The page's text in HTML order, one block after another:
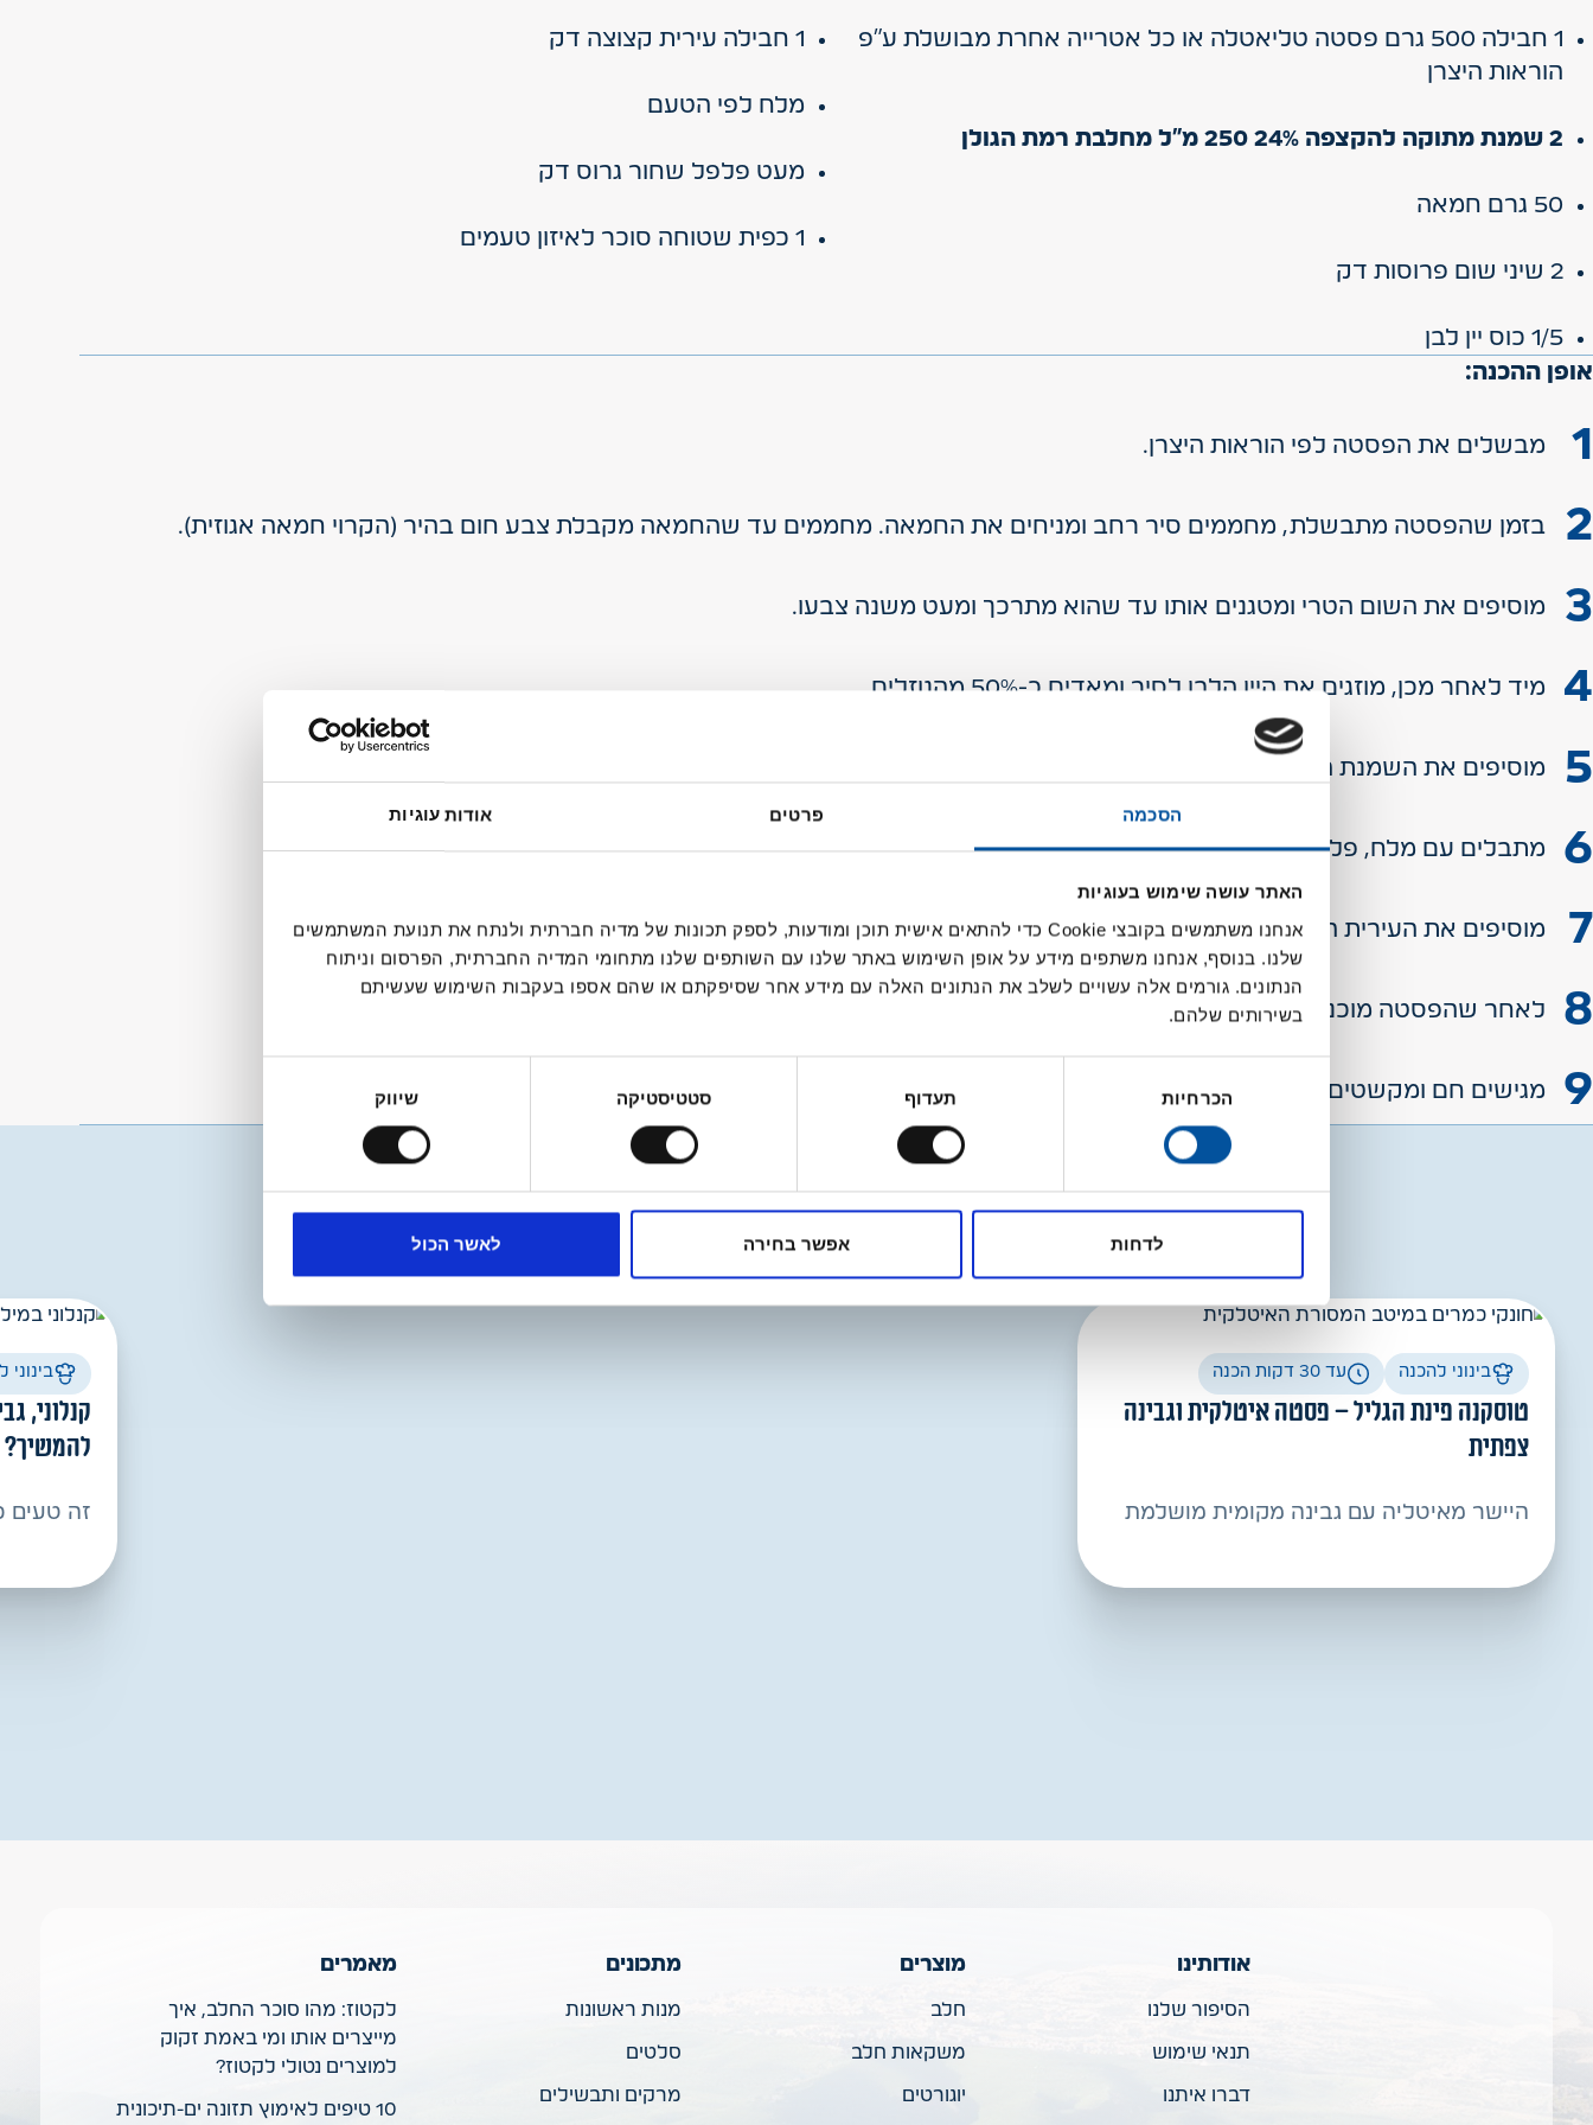
הסכמה פרטים אודות עוגיות
האתר עושה שימוש בעוגיות
אנחנו משתמשים בקובצי Cookie כדי להתאים אישית תוכן ומודעות, לספק תכונות של מדיה חברתית ולנתח את תנועת המשתמשים
שלנו. בנוסף, אנחנו משתפים מידע על אופן השימוש באתר שלנו עם השותפים שלנו מתחומי המדיה החברתית, הפרסום וניתוח
הנתונים. גורמים אלה עשויים לשלב את הנתונים האלה עם מידע אחר שסיפקתם או שהם אספו בעקבות השימוש שעשיתם
בשירותים שלהם.
הסכמה
הכרחיות תעדוף סטטיסטיקה שיווק
לדחות אפשר בחירה לאשר הכול
1 חבילה 500 גרם פסטה טליאטלה או כל אטרייה אחרת מבושלת ע"פ
הוראות היצרן
2 שמנת מתוקה להקצפה 24% 250 מ"ל מחלבת רמת הגולן
50 גרם חמאה
2 שיני שום פרוסות דק
1/5 כוס יין לבן
1 חבילה עירית קצוצה דק
מלח לפי הטעם
מעט פלפל שחור גרוס דק
1 כפית שטוחה סוכר לאיזון טעמים
אופן ההכנה:
מבשלים את הפסטה לפי הוראות היצרן.
בזמן שהפסטה מתבשלת, מחממים סיר רחב ומניחים את החמאה. מחממים עד שהחמאה מקבלת צבע חום בהיר (הקרוי חמאה אגוזית).
מוסיפים את השום הטרי ומטגנים אותו עד שהוא מתרכך ומעט משנה צבעו.
מיד לאחר מכן, מוזגים את היין הלבן לסיר ומאדים כ-50% מהנוזלים.
מוסיפים את השמנת המתוקה ומביאים לרתיחה. לאחר מכן, מאדים כשליש מכמות הנוזלים עד שהרוטב מסמיך.
מתבלים עם מלח, פלפל וסוכר ומערבבים.
מוסיפים את העירית הקצוצה ומערבבים שוב.
לאחר שהפסטה מוכנה, מוסיפים אותה לסיר עם הרוטב ומערבבים עד שהפסטה חמה ומצופה היטב ברוטב.
מגישים חם ומקשטים בעירית נוספת אם רוצים.
פסטות נוספות
בינוני להכנה עד 30 דקות הכנה
טוסקנה פינת הגליל – פסטה איטלקית וגבינה
צפתית
היישר מאיטליה עם גבינה מקומית מושלמת
בינוני
קנלוני,
להמשיך?
זה טעים
אודותינו
הסיפור שלנו
תנאי שימוש
דברו איתנו
מוצרים
חלב
משקאות חלב
יוגורטים
מתכונים
מנות ראשונות
סלטים
מרקים ותבשילים
מאמרים
לקטוז: מהו סוכר החלב, איך
מייצרים אותו ומי באמת זקוק
למוצרים נטולי לקטוז?
10 טיפים לאימוץ תזונה ים-תיכונית